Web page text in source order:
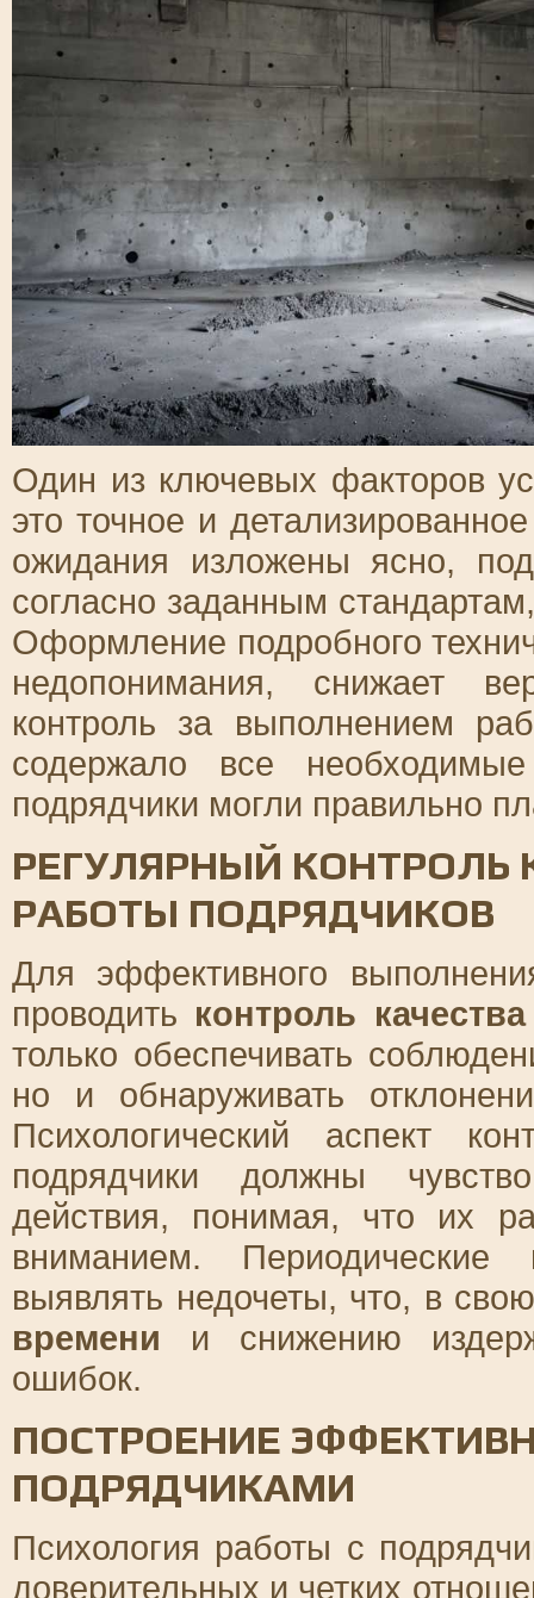
Один из ключевых факторов
это точное и
ожидания изложены ясно,
согласно заданным
Оформление подробного
недопонимания, снижает
контроль за выполнением
содержало все
подрядчики могли правильно
РЕГУЛЯРНЫЙ КОНТРОЛЬ
РАБОТЫ ПОДРЯДЧИКОВ
Для эффективного
проводить контроль качества
только обеспечивать
но и обнаруживать
Психологический аспект
подрядчики должны
действия, понимая, что их
вниманием. Периодические
выявлять недочеты, что, в
времени и снижению
ошибок.
ПОСТРОЕНИЕ
ПОДРЯДЧИКАМИ
Психология работы с
доверительных и четких